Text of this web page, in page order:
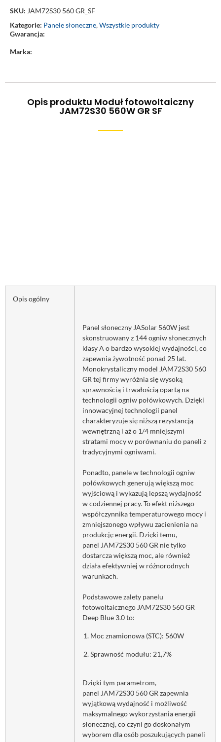
SKU: JAM72S30 560 GR_SF
Kategorie: Panele słoneczne,Wszystkie produkty
Gwarancja:
Marka:
Opis produktu Moduł fotowoltaiczny
JAM72S30 560W GR SF
Opis ogólny
Panel słoneczny JASolar 560W jest
skonstruowany z 144 ogniw słonecznych
klasy A o bardzo wysokiej wydajności, co
zapewnia żywotność ponad 25 lat.
Monokrystaliczny model JAM72S30 560
GR tej firmy wyróżnia się wysoką
sprawnością i trwałością opartą na
technologii ogniw połówkowych. Dzięki
innowacyjnej technologii panel
charakteryzuje się niższą rezystancją
wewnętrzną i aż o 1/4 mniejszymi
stratami mocy w porównaniu do paneli z
tradycyjnymi ogniwami.
Ponadto, panele w technologii ogniw
połówkowych generują większą moc
wyjściową i wykazują lepszą wydajność
w codziennej pracy. To efekt niższego
współczynnika temperaturowego mocy i
zmniejszonego wpływu zacienienia na
produkcję energii. Dzięki temu,
panel JAM72S30 560 GR nie tylko
dostarcza większą moc, ale również
działa efektywniej w różnorodnych
warunkach.
Podstawowe zalety panelu
fotowoltaicznego JAM72S30 560 GR
Deep Blue 3.0 to:
Moc znamionowa (STC): 560W
Sprawność modułu: 21,7%
Dzięki tym parametrom,
panel JAM72S30 560 GR zapewnia
wyjątkową wydajność i możliwość
maksymalnego wykorzystania energii
słonecznej, co czyni go doskonałym
wyborem dla osób poszukujących paneli